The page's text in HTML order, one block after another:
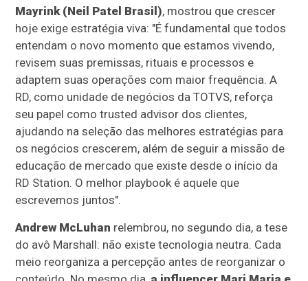
Mayrink (Neil Patel Brasil), mostrou que crescer
hoje exige estratégia viva: "É fundamental que todos
entendam o novo momento que estamos vivendo,
revisem suas premissas, rituais e processos e
adaptem suas operações com maior frequência. A
RD, como unidade de negócios da TOTVS, reforça
seu papel como trusted advisor dos clientes,
ajudando na seleção das melhores estratégias para
os negócios crescerem, além de seguir a missão de
educação de mercado que existe desde o início da
RD Station. O melhor playbook é aquele que
escrevemos juntos".
Andrew McLuhan relembrou, no segundo dia, a tese
do avô Marshall: não existe tecnologia neutra. Cada
meio reorganiza a percepção antes de reorganizar o